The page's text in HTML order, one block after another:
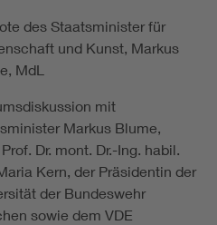
des Staatsminister für
und Kunst, Markus
MdL
mit
Markus Blume,
Dr. mont. Dr.-Ing. habil.
Kern, der Präsidentin der
der Bundeswehr
sowie dem VDE